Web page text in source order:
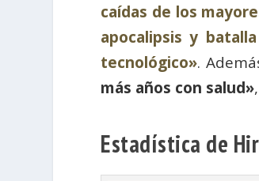
caídas de los
apocalipsis y
tecnológico».
más años con salud»
Estadística de